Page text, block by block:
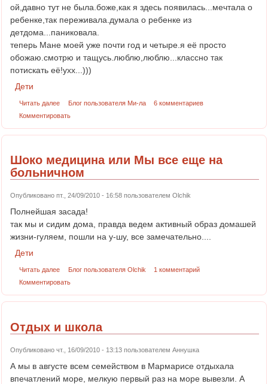
ой,давно тут не была.боже,как я здесь появилась...мечтала о
ребенке,так переживала.думала о ребенке из
детдома...паниковала.
теперь Мане моей уже почти год и четыре.я её просто
обожаю.смотрю и тащусь.люблю,люблю...классно так
потискать её!ухх...)))
Дети
Читать далее Блог пользователя Ми-ла
6 комментариев
Комментировать
Шоко медицина или Мы все еще на
больничном
Опубликовано пт., 24/09/2010 - 16:58 пользователем Olchik
Полнейшая засада!
так мы и сидим дома, правда ведем активный образ домашей
жизни-гуляем, пошли на у-шу, все замечательно....
Дети
Читать далее Блог пользователя Olchik
1 комментарий
Комментировать
Отдых и школа
Опубликовано чт., 16/09/2010 - 13:13 пользователем Аннушка
А мы в августе всем семейством в Мармарисе отдыхала
впечатлений море, мелкую первый раз на море вывезли. А